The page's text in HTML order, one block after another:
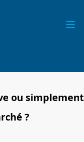
ou simplement
?